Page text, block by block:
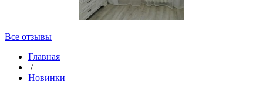
Все отзывы
Главная
/
Новинки